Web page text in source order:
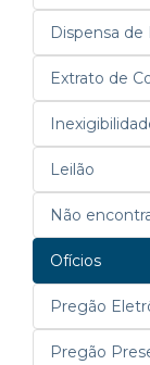
Dispensa de
Extrato de
Leilão
Não
Ofícios
Pregão
Pregão